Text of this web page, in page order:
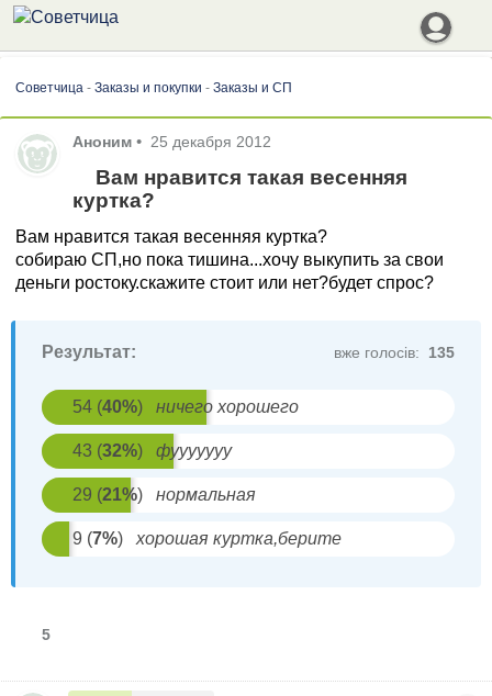
Советчица- Заказы и покупки - Заказы и СП
Аноним • 25 декабря 2012
Вам нравится такая весенняя
куртка?
Вам нравится такая весенняя куртка?
собираю СП,но пока тишина...хочу выкупить за свои
деньги ростоку.скажите стоит или нет?будет спрос?
Результат: вже голосів: 135
54 (40%) ничего хорошего
43 (32%) фууууууу
29 (21%) нормальная
9 (7%) хорошая куртка,берите
5